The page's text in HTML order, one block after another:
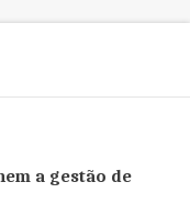
a gestão de